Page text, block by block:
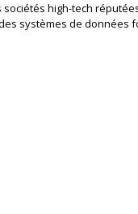
high-tech
systèmes de données